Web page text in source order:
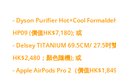
- Dyson Purifier Hot+Cool
HP09 (價值HK$7,180); 或
- Delsey TITANIUM 69.5CM/ 27.5吋
HK$2,480；顏色隨機); 或
- Apple AirPods Pro 2（價值